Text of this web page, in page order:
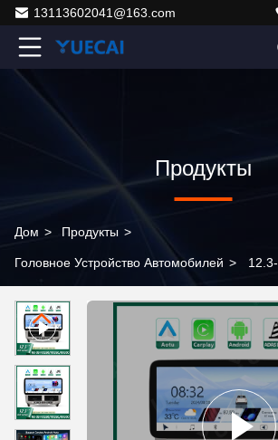
13113602041@163.com
Продукты
Дом > Продукты >
Головное Устройство Автомобилей > 12.3-
RX330